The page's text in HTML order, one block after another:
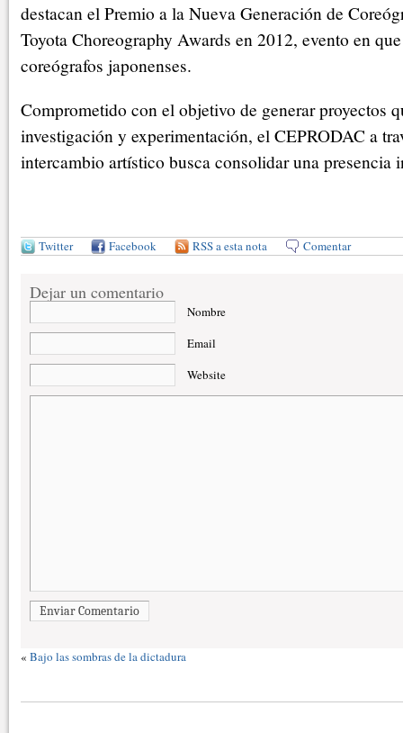
destacan el Premio a la Nueva Generación de
Toyota Choreography Awards en 2012, evento en
coreógrafos japonenses.
Comprometido con el objetivo de generar proyectos
investigación y experimentación, el CEPRODAC a
intercambio artístico busca consolidar una presencia
Twitter Facebook RSS a esta nota Comentar
Dejar un comentario
Nombre
Email
Website
Enviar Comentario
« Bajo las sombras de la dictadura